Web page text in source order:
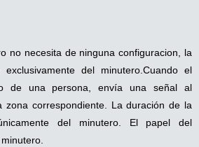
no necesita de ninguna configuracion, la
exclusivamente del minutero.Cuando el
de una persona, envía una señal al
zona correspondiente. La duración de la
del minutero. El papel del